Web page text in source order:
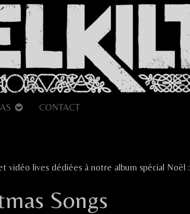
CONTACT
vidéo lives dédiées à notre album spécial Noël :
Songs